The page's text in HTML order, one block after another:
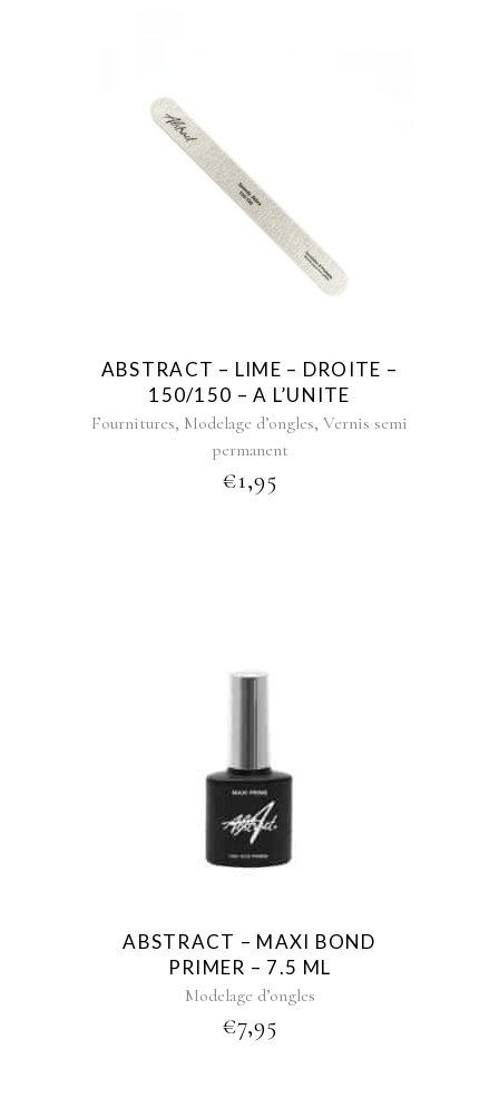
ABSTRACT – LIME – DROITE –
150/150 – A L’UNITE
Fournitures, Modelage d’ongles, Vernis semi
permanent
€1,95
ABSTRACT – MAXI BOND
PRIMER – 7.5 ML
Modelage d’ongles
€7,95